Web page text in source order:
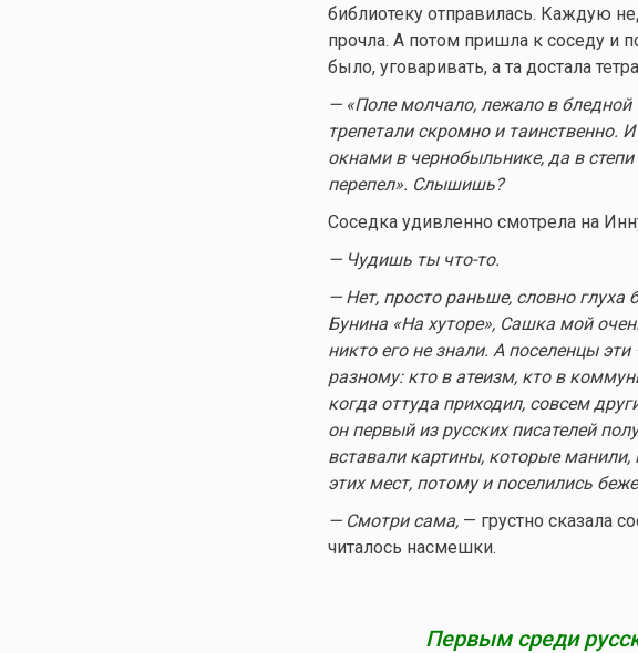
библиотеку отправилась. Каждую
прочла. А потом пришла к соседу и
было, уговаривать, а та достала
— «Поле молчало, лежало в бледной
трепетали скромно и таинственно.
окнами в чернобыльнике, да в
перепел». Слышишь?
Соседка удивленно смотрела на
— Чудишь ты что-то.
— Нет, просто раньше, словно глуха
Бунина «На хуторе», Сашка мой
никто его не знали. А поселенцы
разному: кто в атеизм, кто в
когда оттуда приходил, совсем
он первый из русских писателей
вставали картины, которые
этих мест, потому и поселились
— Смотри сама,— грустно сказала
читалось насмешки.
Первым среди